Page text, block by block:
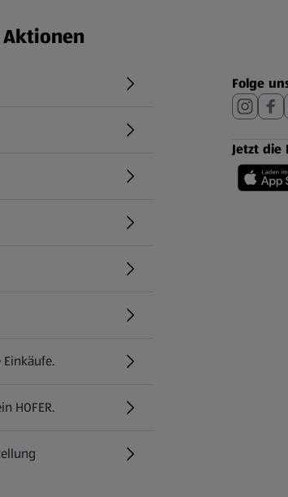
Einkäufe.
HOFER.
Tab)
Folge
Jetzt die